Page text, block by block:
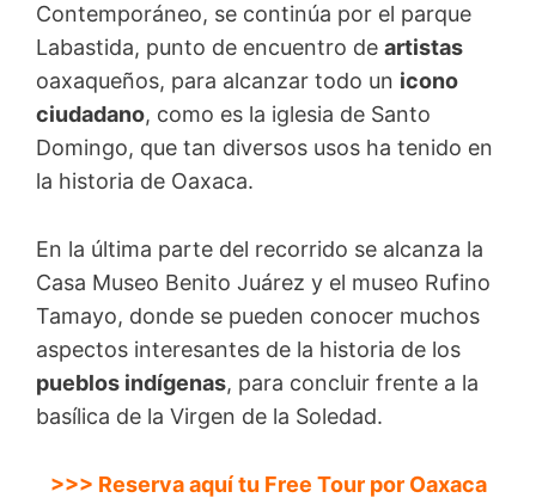
Contemporáneo, se continúa por el parque
Labastida, punto de encuentro de artistas
oaxaqueños, para alcanzar todo un icono
ciudadano, como es la iglesia de Santo
Domingo, que tan diversos usos ha tenido en
la historia de Oaxaca.
En la última parte del recorrido se alcanza la
Casa Museo Benito Juárez y el museo Rufino
Tamayo, donde se pueden conocer muchos
aspectos interesantes de la historia de los
pueblos indígenas, para concluir frente a la
basílica de la Virgen de la Soledad.
>>> Reserva aquí tu Free Tour por Oaxaca